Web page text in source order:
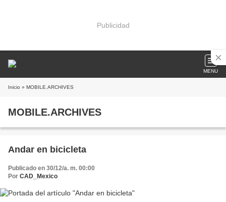
Publicidad
MENU
Inicio » MOBILE.ARCHIVES
MOBILE.ARCHIVES
Andar en bicicleta
Publicado en 30/12/a. m. 00:00
Por CAD_Mexico